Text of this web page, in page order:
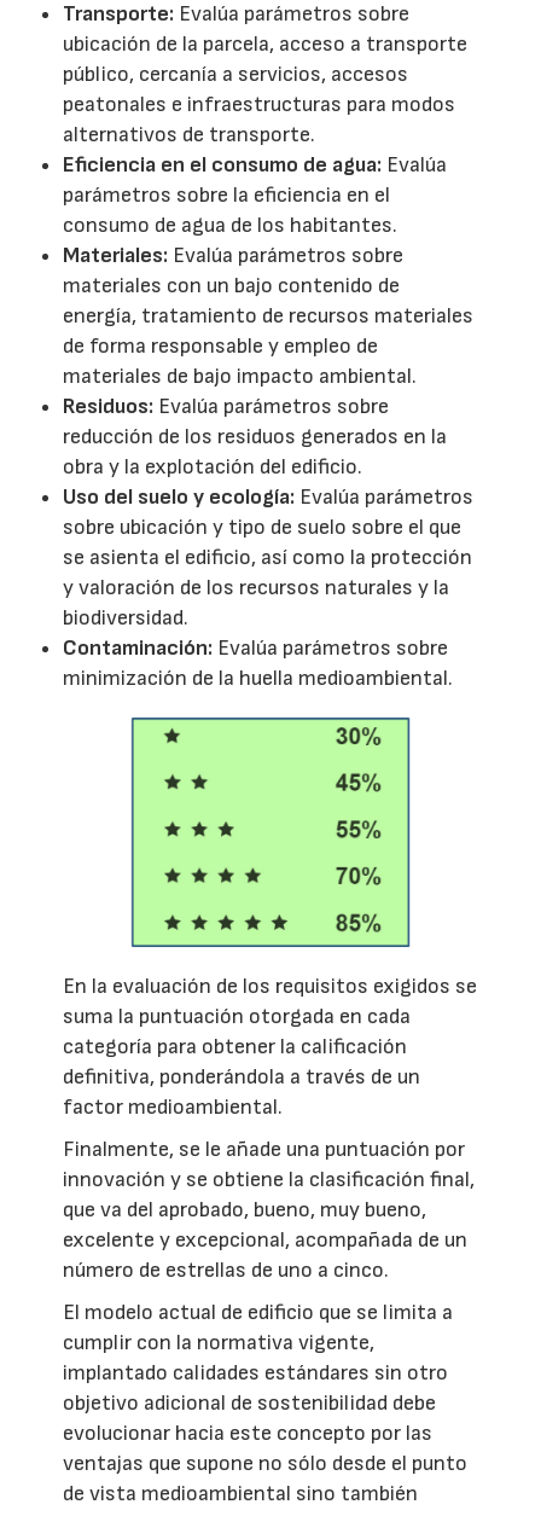
Transporte: Evalúa parámetros sobre
ubicación de la parcela, acceso a transporte
público, cercanía a servicios, accesos
peatonales e infraestructuras para modos
alternativos de transporte.
Eficiencia en el consumo de agua: Evalúa
parámetros sobre la eficiencia en el
consumo de agua de los habitantes.
Materiales: Evalúa parámetros sobre
materiales con un bajo contenido de
energía, tratamiento de recursos materiales
de forma responsable y empleo de
materiales de bajo impacto ambiental.
Residuos: Evalúa parámetros sobre
reducción de los residuos generados en la
obra y la explotación del edificio.
Uso del suelo y ecología: Evalúa parámetros
sobre ubicación y tipo de suelo sobre el que
se asienta el edificio, así como la protección
y valoración de los recursos naturales y la
biodiversidad.
Contaminación: Evalúa parámetros sobre
minimización de la huella medioambiental.
En la evaluación de los requisitos exigidos se
suma la puntuación otorgada en cada
categoría para obtener la calificación
definitiva, ponderándola a través de un
factor medioambiental.
Finalmente, se le añade una puntuación por
innovación y se obtiene la clasificación final,
que va del aprobado, bueno, muy bueno,
excelente y excepcional, acompañada de un
número de estrellas de uno a cinco.
El modelo actual de edificio que se limita a
cumplir con la normativa vigente,
implantado calidades estándares sin otro
objetivo adicional de sostenibilidad debe
evolucionar hacia este concepto por las
ventajas que supone no sólo desde el punto
de vista medioambiental sino también